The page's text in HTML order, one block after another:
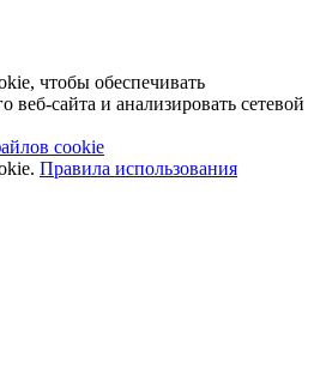
чтобы обеспечивать
веб-сайта и анализировать сетевой
cookie
Правила использования